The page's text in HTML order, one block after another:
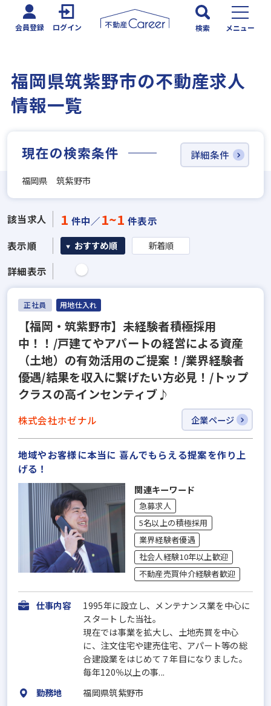
会員登録 ログイン 検索 メニュー
福岡県筑紫野市の不動産求人
情報一覧
現在の検索条件
福岡県 筑紫野市
詳細条件
該当求人 1 件中／1~1 件表示
表示順
おすすめ順 新着順
詳細表示
正社員 用地仕入れ
【福岡・筑紫野市】未経験者積極採用
中！！/戸建てやアパートの経営による資産
（土地）の有効活用のご提案！/業界経験者
優遇/結果を収入に繋げたい方必見！/トップ
クラスの高インセンティブ♪
株式会社ホゼナル 企業ページ
地域やお客様に本当に 喜んでもらえる提案を作り上
げる！
関連キーワード
急募求人
5名以上の積極採用
業界経験者優遇
社会人経験10年以上歓迎
不動産売買仲介経験者歓迎
仕事内容
1995年に設立し、メンテナンス業を中心に
スタートした当社。
現在では事業を拡大し、土地売買を中心
に、注文住宅や建売住宅、アパート等の総
合建設業をはじめて７年目になりました。
毎年120％以上の事...
勤務地
福岡県筑紫野市